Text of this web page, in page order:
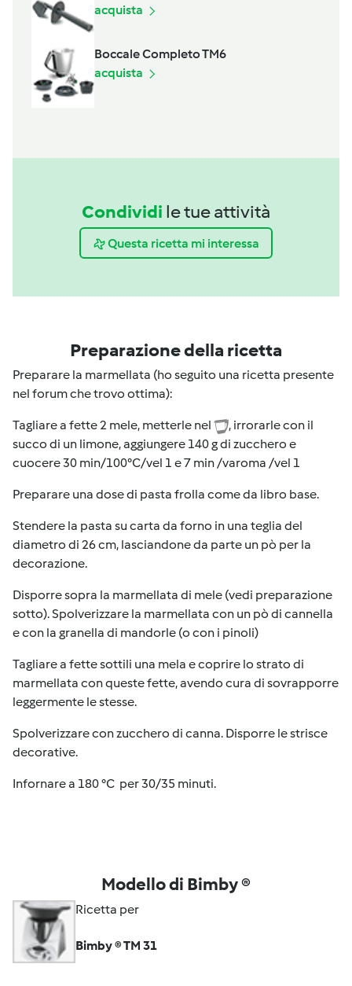
acquista
Boccale Completo TM6
acquista
Condividi le tue attività
Questa ricetta mi interessa
Preparazione della ricetta
Preparare la marmellata (ho seguito una ricetta presente
nel forum che trovo ottima):
Tagliare a fette 2 mele, metterle nel
, irrorarle con il
succo di un limone, aggiungere 140 g di zucchero e
cuocere 30 min/100°C/vel 1 e 7 min /varoma /vel 1
Preparare una dose di pasta frolla come da libro base.
Stendere la pasta su carta da forno in una teglia del
diametro di 26 cm, lasciandone da parte un pò per la
decorazione.
Disporre sopra la marmellata di mele (vedi preparazione
sotto). Spolverizzare la marmellata con un pò di cannella
e con la granella di mandorle (o con i pinoli)
Tagliare a fette sottili una mela e coprire lo strato di
marmellata con queste fette, avendo cura di sovrapporre
leggermente le stesse.
Spolverizzare con zucchero di canna. Disporre le strisce
decorative.
Infornare a 180 °C per 30/35 minuti.
Modello di Bimby ®
Ricetta per
Bimby ® TM 31